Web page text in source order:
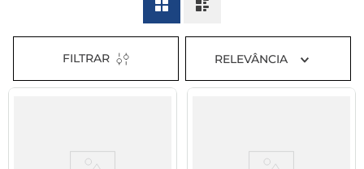
FILTRAR RELEVÂNCIA